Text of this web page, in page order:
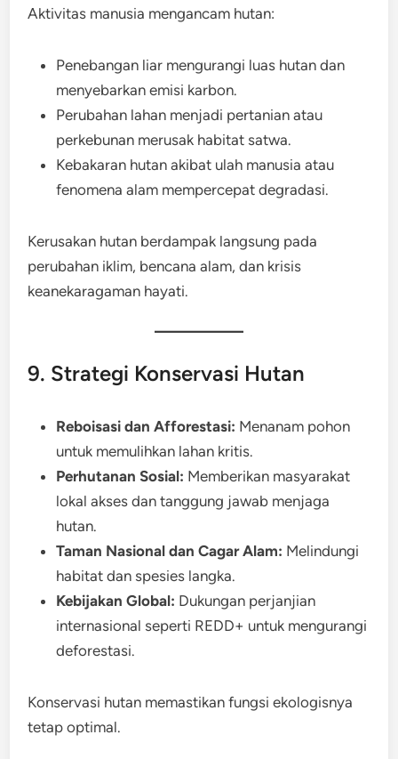
Aktivitas manusia mengancam hutan:
Penebangan liar mengurangi luas hutan dan
menyebarkan emisi karbon.
Perubahan lahan menjadi pertanian atau
perkebunan merusak habitat satwa.
Kebakaran hutan akibat ulah manusia atau
fenomena alam mempercepat degradasi.
Kerusakan hutan berdampak langsung pada
perubahan iklim, bencana alam, dan krisis
keanekaragaman hayati.
9. Strategi Konservasi Hutan
Reboisasi dan Afforestasi: Menanam pohon
untuk memulihkan lahan kritis.
Perhutanan Sosial: Memberikan masyarakat
lokal akses dan tanggung jawab menjaga
hutan.
Taman Nasional dan Cagar Alam: Melindungi
habitat dan spesies langka.
Kebijakan Global: Dukungan perjanjian
internasional seperti REDD+ untuk mengurangi
deforestasi.
Konservasi hutan memastikan fungsi ekologisnya
tetap optimal.